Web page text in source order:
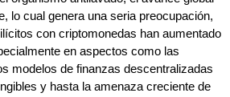
lo cual genera una seria preocupación,
con criptomonedas han aumentado
en aspectos como las
modelos de finanzas descentralizadas
y hasta la amenaza creciente de